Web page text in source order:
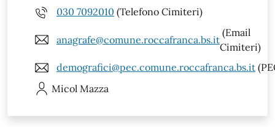
030 7092010 (Telefono Cimiteri)
anagrafe@comune.roccafranca.bs.it
(Email
Cimiteri)
demografici@pec.comune.roccafranca.bs.it
Micol Mazza